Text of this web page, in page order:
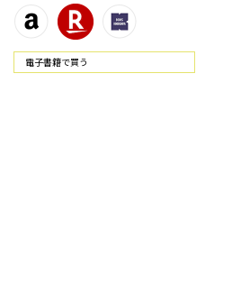
電⼦書籍で買う